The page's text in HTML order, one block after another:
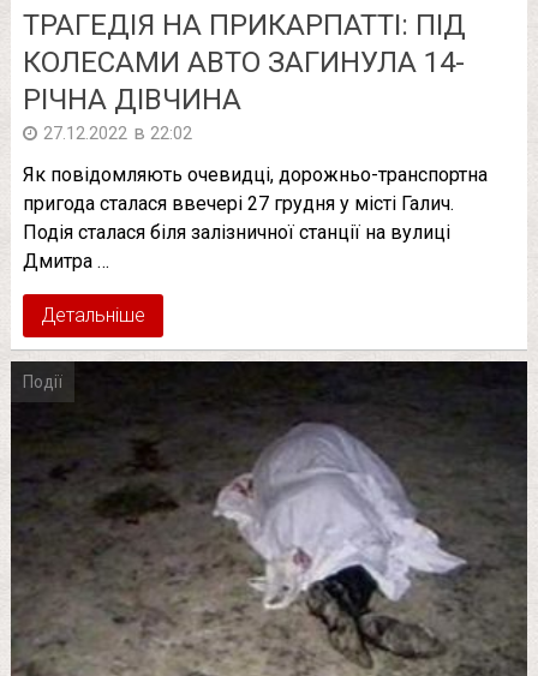
ТРАГЕДІЯ НА ПРИКАРПАТТІ: ПІД
КОЛЕСАМИ АВТО ЗАГИНУЛА 14-
РІЧНА ДІВЧИНА
27.12.2022 в 22:02
Як повідомляють очевидці, дорожньо-транспортна
пригода сталася ввечері 27 грудня у місті Галич.
Подія сталася біля залізничної станції на вулиці
Дмитра …
Детальніше
Події